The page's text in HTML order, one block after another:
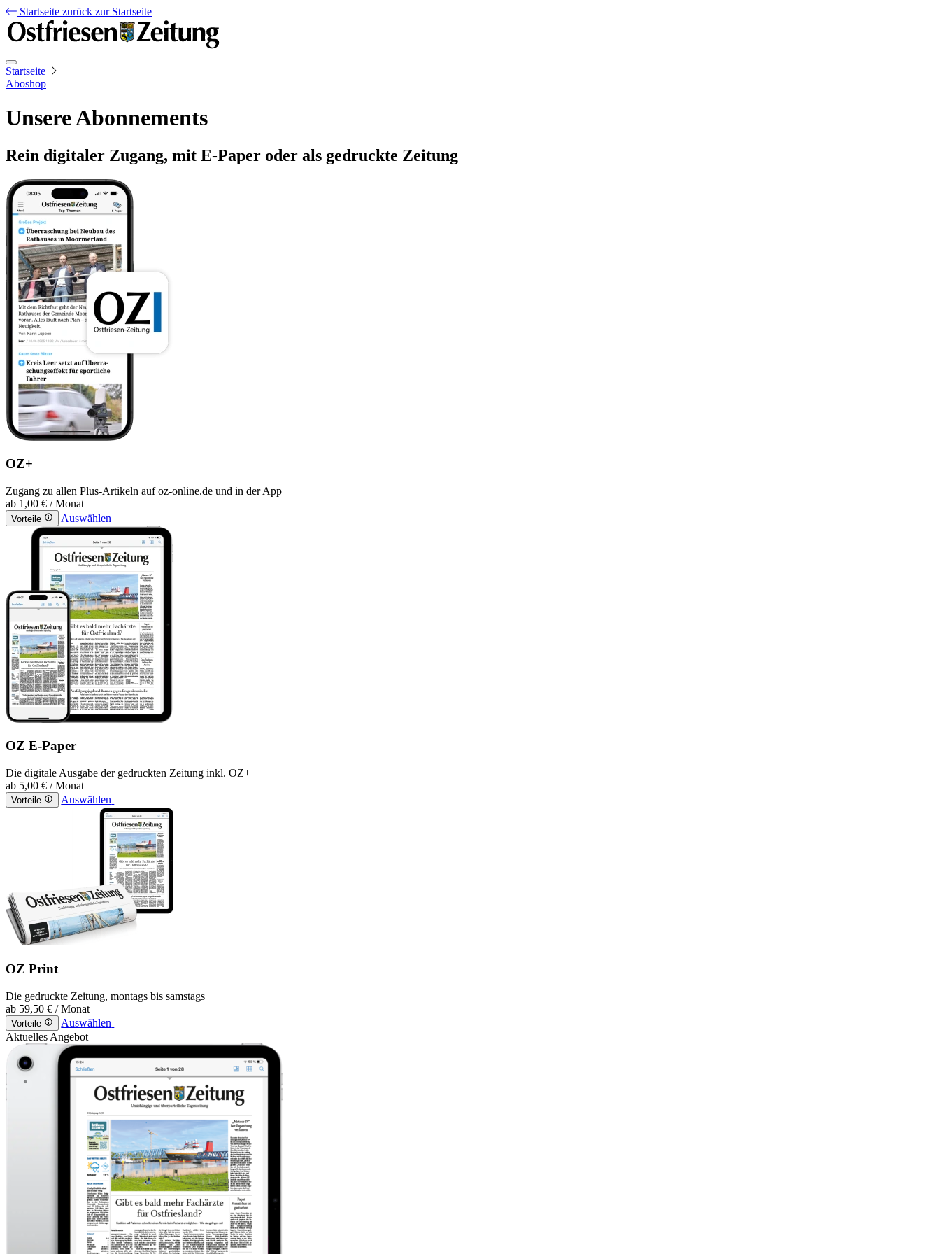
Startseite zurück zur Startseite
Startseite
Aboshop
Unsere Abonnements
Rein digitaler Zugang, mit E-Paper oder als gedruckte Zeitung
OZ+
Zugang zu allen Plus-Artikeln auf oz-online.de und in der App
ab 1,00 € / Monat
Vorteile Auswählen
OZ E-Paper
Die digitale Ausgabe der gedruckten Zeitung inkl. OZ+
ab 5,00 € / Monat
Vorteile Auswählen
OZ Print
Die gedruckte Zeitung, montags bis samstags
ab 59,50 € / Monat
Vorteile
Auswählen
Aktuelles Angebot